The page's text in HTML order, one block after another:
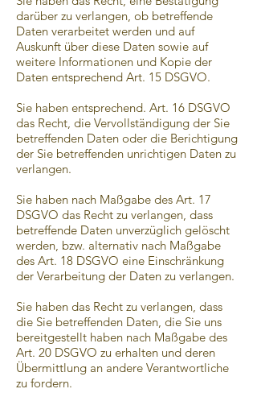
darüber zu verlangen, ob betreffende
Daten verarbeitet werden und auf
Auskunft über diese Daten sowie auf
weitere Informationen und Kopie der
Daten entsprechend Art. 15 DSGVO.
Sie haben entsprechend. Art. 16 DSGVO
das Recht, die Vervollständigung der Sie
betreffenden Daten oder die Berichtigung
der Sie betreffenden unrichtigen Daten zu
verlangen.
Sie haben nach Maßgabe des Art. 17
DSGVO das Recht zu verlangen, dass
betreffende Daten unverzüglich gelöscht
werden, bzw. alternativ nach Maßgabe
des Art. 18 DSGVO eine Einschränkung
der Verarbeitung der Daten zu verlangen.
Sie haben das Recht zu verlangen, dass
die Sie betreffenden Daten, die Sie uns
bereitgestellt haben nach Maßgabe des
Art. 20 DSGVO zu erhalten und deren
Übermittlung an andere Verantwortliche
zu fordern.